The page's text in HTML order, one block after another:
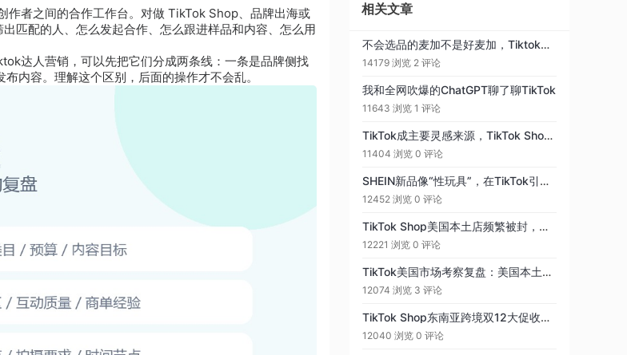
作者之间的合作工作台。对做 TikTok Shop、品牌出海或
匹配的人、怎么发起合作、怎么跟进样品和内容、怎么用
达人营销，可以先把它们分成两条线：一条是品牌侧找
内容。理解这个区别，后面的操作才不会乱。
相关文章
不会选品的麦加不是好麦加，Tiktok选品渠道攻略（五）
14179 浏览 2 评论
我和全网吹爆的ChatGPT聊了聊TikTok
11643 浏览 1 评论
TikTok成主要灵感来源，TikTok Shop卖家如何做好万圣节选品攻略
11404 浏览 0 评论
SHEIN新品像“性玩具”，在TikTok引热议（3）
12452 浏览 0 评论
TikTok Shop美国本土店频繁被封，还干不干？
12221 浏览 0 评论
TikTok美国市场考察复盘：美国本土，到底去不去？
12074 浏览 3 评论
TikTok Shop东南亚跨境双12大促收官，跨境GMV同比提升493\%
12040 浏览 0 评论